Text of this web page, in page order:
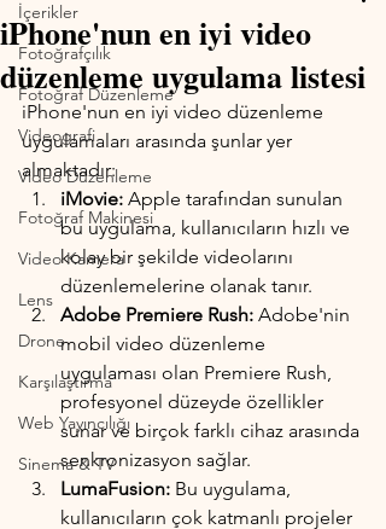
İçerikler
Fotoğrafçılık
Fotoğraf Düzenleme
Videografi
Video Düzenleme
Fotoğraf Makinesi
Video Kamera
Lens
Drone
Karşılaştırma
Web Yayıncılığı
Sinema & TV
iPhone'nun en iyi video
düzenleme uygulama listesi
iPhone'nun en iyi video düzenleme
uygulamaları arasında şunlar yer
almaktadır:
iMovie: Apple tarafından sunulan
bu uygulama, kullanıcıların hızlı ve
kolay bir şekilde videolarını
düzenlemelerine olanak tanır.
Adobe Premiere Rush: Adobe'nin
mobil video düzenleme
uygulaması olan Premiere Rush,
profesyonel düzeyde özellikler
sunar ve birçok farklı cihaz arasında
senkronizasyon sağlar.
LumaFusion: Bu uygulama,
kullanıcıların çok katmanlı projeler